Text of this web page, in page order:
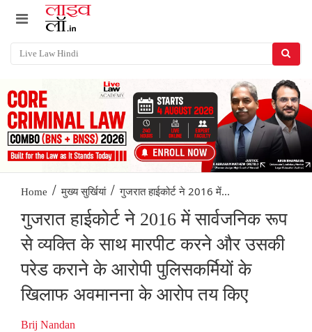
Home / मुख्य सुर्खियां / गुजरात हाईकोर्ट ने 2016 में...
गुजरात हाईकोर्ट ने 2016 में सार्वजनिक रूप
से व्यक्ति के साथ मारपीट करने और उसकी
परेड कराने के आरोपी पुलिसकर्मियों के
खिलाफ अवमानना के आरोप तय किए
Brij Nandan